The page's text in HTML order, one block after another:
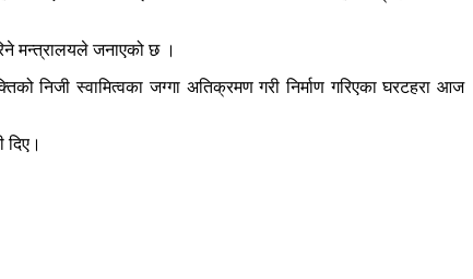
मन्त्रालयले जनाएको छ ।
निजी स्वामित्वका जग्गा अतिक्रमण गरी निर्माण गरिएका घरटहरा आज
दिए।